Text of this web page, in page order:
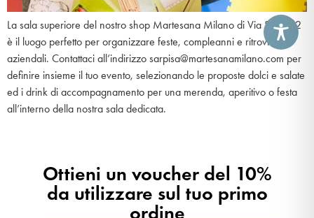
La sala superiore del nostro shop Martesana Milano di Via Sarpi 62
è il luogo perfetto per organizzare feste, compleanni e ritrovi
aziendali. Contattaci all’indirizzo sarpisa@martesanamilano.com per
definire insieme il tuo evento, selezionando le proposte dolci e salate
ed i drink di accompagnamento per una merenda, aperitivo o festa
all’interno della nostra sala dedicata.
Ottieni un voucher del 10%
da utilizzare sul tuo primo
ordine​